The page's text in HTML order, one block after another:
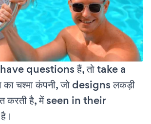
have questions हैं, तो take a
चश्मा कंपनी, जो designs लकड़ी
करती है, में seen in their